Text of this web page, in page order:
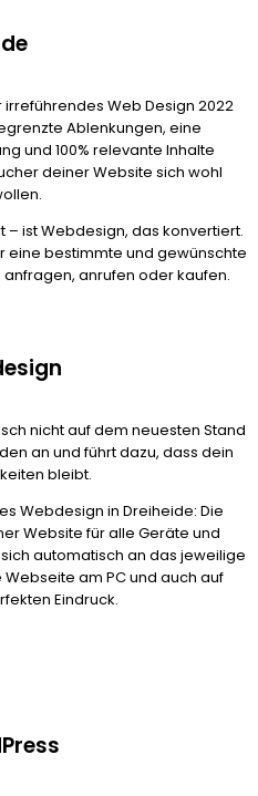
Web Design 2022
Ablenkungen, eine
und 100% relevante Inhalte
deiner Website sich wohl
ist Webdesign, das konvertiert.
eine bestimmte und gewünschte
anrufen oder kaufen.
nicht auf dem neuesten Stand
an und führt dazu, dass dein
bleibt.
Webdesign in Dreiheide: Die
Website für alle Geräte und
automatisch an das jeweilige
am PC und auch auf
Eindruck.